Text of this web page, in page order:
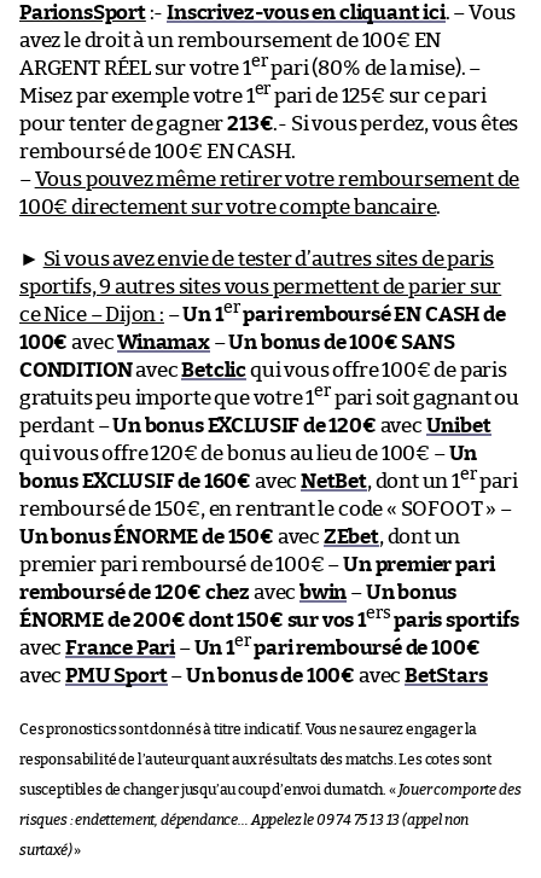
ParionsSport:-Inscrivez-vous en cliquant ici. – Vous
avez le droit à un remboursement de 100€ EN
ARGENT RÉEL sur votre 1erpari (80% de la mise). –
Misez par exemple votre 1er pari de 125€ sur ce pari
pour tenter de gagner213€.- Si vous perdez, vous êtes
remboursé de 100€ EN CASH.
–Vous pouvez même retirer votre remboursement de
100€ directement sur votre compte bancaire.
► Si vous avez envie de tester d’autres sites de paris
sportifs, 9 autres sites vous permettent de parier sur
ce Nice – Dijon : –Un 1erpari remboursé EN CASH de
100€ avecWinamax–Un bonus de 100€ SANS
CONDITIONavecBetclicqui vous offre 100€ de paris
gratuits peu importe que votre 1er pari soit gagnant ou
perdant –Un bonus EXCLUSIF de 120€ avec Unibet
qui vous offre 120€ de bonus au lieu de 100€ –Un
bonus EXCLUSIF de 160€ avec NetBet, dont un 1erpari
remboursé de 150€, en rentrant le code « SOFOOT » –
Un bonus ÉNORME de 150€ avec ZEbet, dont un
premier pari remboursé de 100€ –Un premier pari
remboursé de 120€ chez avec bwin –Un bonus
ÉNORME de 200€ dont 150€ sur vos 1ers paris sportifs
avecFrance Pari–Un 1erpari remboursé de 100€
avecPMU Sport–Un bonus de 100€ avecBetStars
Ces pronostics sont donnés à titre indicatif. Vous ne saurez engager la
responsabilité de l’auteur quant aux résultats des matchs. Les cotes sont
susceptibles de changer jusqu’au coup d’envoi du match. « Jouer comporte des
risques : endettement, dépendance… Appelez le 09 74 75 13 13 (appel non
surtaxé)»